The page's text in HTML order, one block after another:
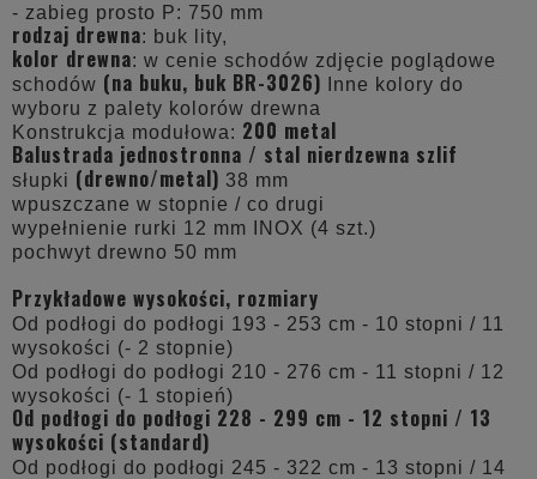
- zabieg prosto P: 750 mm
rodzaj drewna: buk lity,
kolor drewna: w cenie schodów zdjęcie poglądowe
schodów (na buku, buk BR-3026) Inne kolory do
wyboru z palety kolorów drewna
Konstrukcja modułowa: 200 metal
Balustrada jednostronna / stal nierdzewna szlif
słupki (drewno/metal) 38 mm
wpuszczane w stopnie / co drugi
wypełnienie rurki 12 mm INOX (4 szt.)
pochwyt drewno 50 mm
Przykładowe wysokości, rozmiary
Od podłogi do podłogi 193 - 253 cm - 10 stopni / 11
wysokości (- 2 stopnie)
Od podłogi do podłogi 210 - 276 cm - 11 stopni / 12
wysokości (- 1 stopień)
Od podłogi do podłogi 228 - 299 cm - 12 stopni / 13
wysokości (standard)
Od podłogi do podłogi 245 - 322 cm - 13 stopni / 14